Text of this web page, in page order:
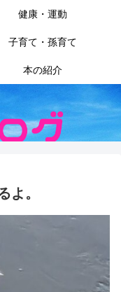
健康・運動
子育て・孫育て
本の紹介
よ。